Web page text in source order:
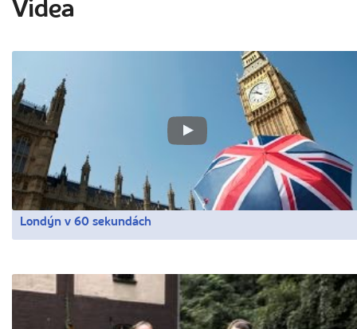
Videa
Londýn v 60 sekundách